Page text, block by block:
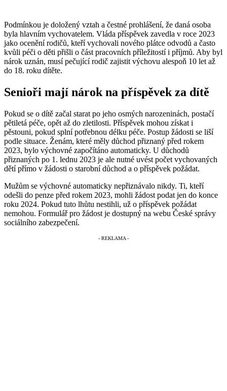
Podmínkou je doložený vztah a čestné prohlášení, že daná osoba
byla hlavním vychovatelem. Vláda příspěvek zavedla v roce 2023
jako ocenění rodičů, kteří vychovali nového plátce odvodů a často
kvůli péči o děti přišli o část pracovních příležitostí i příjmů. Aby byl
nárok uznán, musí pečující rodič zajistit výchovu alespoň 10 let až
do 18. roku dítěte.
Senioři mají nárok na příspěvek za dítě
Pokud se o dítě začal starat po jeho osmých narozeninách, postačí
pětiletá péče, opět až do zletilosti. Příspěvek mohou získat i
pěstouni, pokud splní potřebnou délku péče. Postup žádosti se liší
podle situace. Ženám, které měly důchod přiznaný před rokem
2023, bylo výchovné započítáno automaticky. U důchodů
přiznaných po 1. lednu 2023 je ale nutné uvést počet vychovaných
dětí přímo v žádosti o starobní důchod a o příspěvek požádat.
Mužům se výchovné automaticky nepřiznávalo nikdy. Ti, kteří
odešli do penze před rokem 2023, mohli žádost podat jen do konce
roku 2024. Pokud tuto lhůtu nestihli, už o příspěvek požádat
nemohou. Formulář pro žádost je dostupný na webu České správy
sociálního zabezpečení.